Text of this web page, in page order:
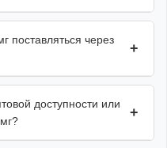
поставляться через
+
доступности или
+